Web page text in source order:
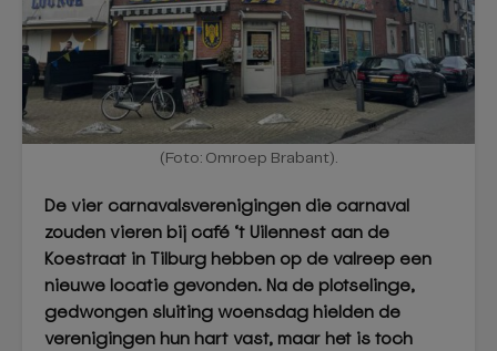
(Foto: Omroep Brabant).
De vier carnavalsverenigingen die carnaval
zouden vieren bij café ‘t Uilennest aan de
Koestraat in Tilburg hebben op de valreep een
nieuwe locatie gevonden. Na de plotselinge,
gedwongen sluiting woensdag hielden de
verenigingen hun hart vast, maar het is toch